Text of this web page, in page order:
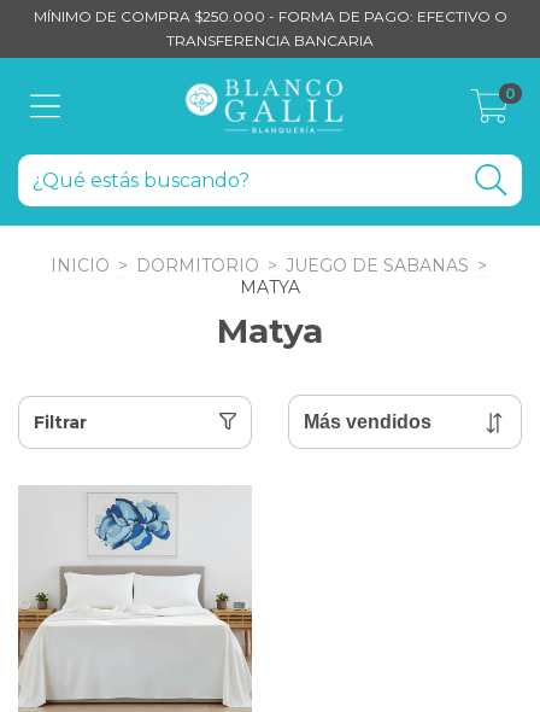
MÍNIMO DE COMPRA $250.000 - FORMA DE PAGO: EFECTIVO O
TRANSFERENCIA BANCARIA
0
INICIO > DORMITORIO > JUEGO DE SABANAS >
MATYA
Matya
Filtrar